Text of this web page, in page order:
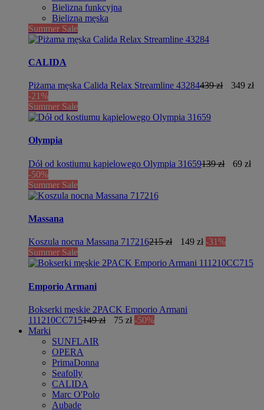
Bielizna funkcyjna
Bielizna męska
Summer Sale
CALIDA
Piżama męska Calida Relax Streamline 43284439 zł
349 zł
-21%
Summer Sale
Olympia
Dół od kostiumu kąpielowego Olympia 31659139 zł
69 zł
-50%
Summer Sale
Massana
Koszula nocna Massana 717216215 zł 149 zł -31%
Summer Sale
Emporio Armani
Bokserki męskie 2PACK Emporio Armani
111210CC715149 zł 75 zł -50%
Marki
SUNFLAIR
OPERA
PrimaDonna
Seafolly
CALIDA
Marc O'Polo
Aubade